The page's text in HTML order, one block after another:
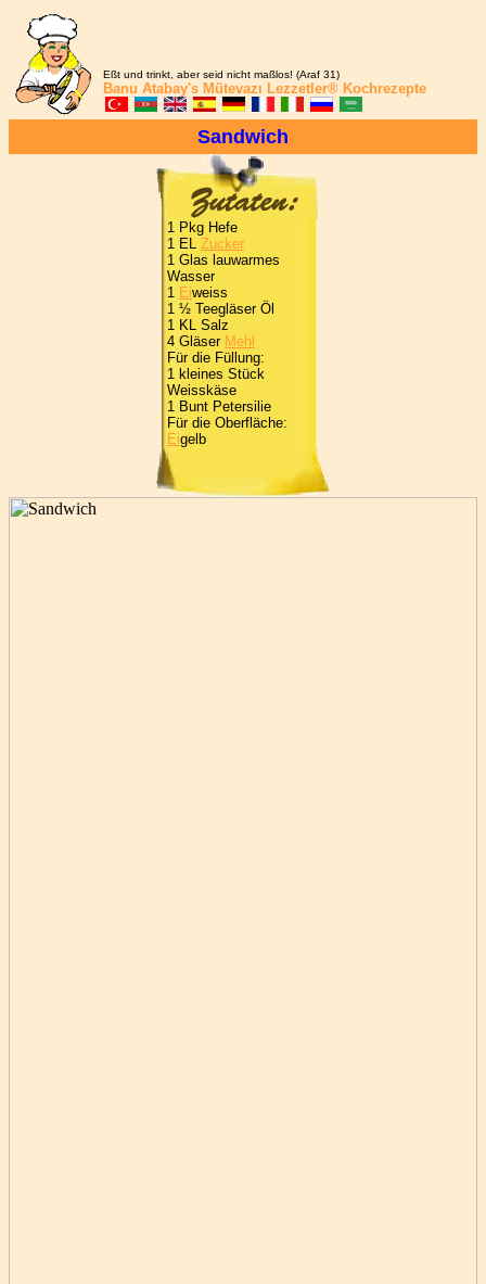
Eßt und trinkt, aber seid nicht maßlos! (Araf 31)
Banu Atabay's Mütevazı Lezzetler® Kochrezepte
Sandwich
1 Pkg Hefe
1 EL Zucker
1 Glas lauwarmes
Wasser
1 Eiweiss
1 ½ Teegläser Öl
1 KL Salz
4 Gläser Mehl
Für die Füllung:
1 kleines Stück
Weisskäse
1 Bunt Petersilie
Für die Oberfläche:
Eigelb